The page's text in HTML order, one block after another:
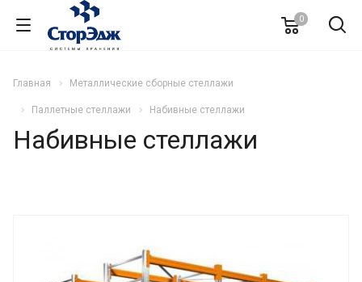
0
Главная Металлические сборные стеллажи
Паллетные стеллажи Набивные стеллажи
Набивные стеллажи